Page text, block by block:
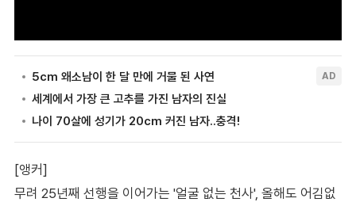
[앵커]
무려 25년째 선행을 이어가는 '얼굴 없는 천사', 올해도 어김없